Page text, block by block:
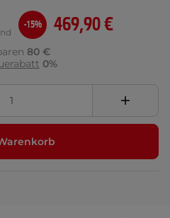
469,90 €
-15%
80 €
0%